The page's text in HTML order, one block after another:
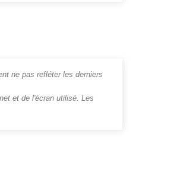
ne pas refléter les derniers
et de l'écran utilisé. Les